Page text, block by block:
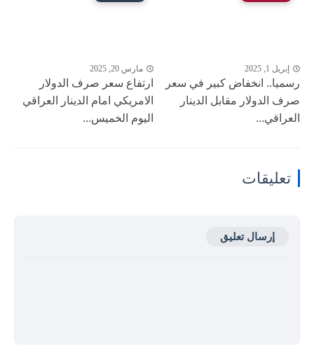
إبريل 1, 2025
رسميا.. انخفاض كبير في سعر
صرف الدولار مقابل الدينار
العراقي...
مارس 20, 2025
ارتفاع سعر صرف الدولار
الامريكي امام الدينار العراقي
اليوم الخميس...
تعليقات
إرسال تعليق